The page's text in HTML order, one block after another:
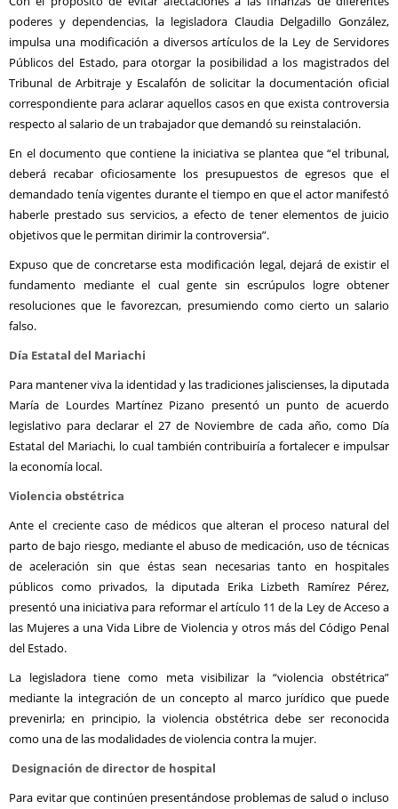
poderes y dependencias, la legisladora Claudia Delgadillo González,
impulsa una modificación a diversos artículos de la Ley de Servidores
Públicos del Estado, para otorgar la posibilidad a los magistrados del
Tribunal de Arbitraje y Escalafón de solicitar la documentación oficial
correspondiente para aclarar aquellos casos en que exista controversia
respecto al salario de un trabajador que demandó su reinstalación.
En el documento que contiene la iniciativa se plantea que “el tribunal,
deberá recabar oficiosamente los presupuestos de egresos que el
demandado tenía vigentes durante el tiempo en que el actor manifestó
haberle prestado sus servicios, a efecto de tener elementos de juicio
objetivos que le permitan dirimir la controversia”.
Expuso que de concretarse esta modificación legal, dejará de existir el
fundamento mediante el cual gente sin escrúpulos logre obtener
resoluciones que le favorezcan, presumiendo como cierto un salario
falso.
Día Estatal del Mariachi
Para mantener viva la identidad y las tradiciones jaliscienses, la diputada
María de Lourdes Martínez Pizano presentó un punto de acuerdo
legislativo para declarar el 27 de Noviembre de cada año, como Día
Estatal del Mariachi, lo cual también contribuiría a fortalecer e impulsar
la economía local.
Violencia obstétrica
Ante el creciente caso de médicos que alteran el proceso natural del
parto de bajo riesgo, mediante el abuso de medicación, uso de técnicas
de aceleración sin que éstas sean necesarias tanto en hospitales
públicos como privados, la diputada Erika Lizbeth Ramírez Pérez,
presentó una iniciativa para reformar el artículo 11 de la Ley de Acceso a
las Mujeres a una Vida Libre de Violencia y otros más del Código Penal
del Estado.
La legisladora tiene como meta visibilizar la “violencia obstétrica”
mediante la integración de un concepto al marco jurídico que puede
prevenirla; en principio, la violencia obstétrica debe ser reconocida
como una de las modalidades de violencia contra la mujer.
Designación de director de hospital
Para evitar que continúen presentándose problemas de salud o incluso